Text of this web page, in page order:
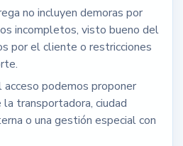
no incluyen demoras por
incompletos, visto bueno del
por el cliente o restricciones
podemos proponer
transportadora, ciudad
o una gestión especial con